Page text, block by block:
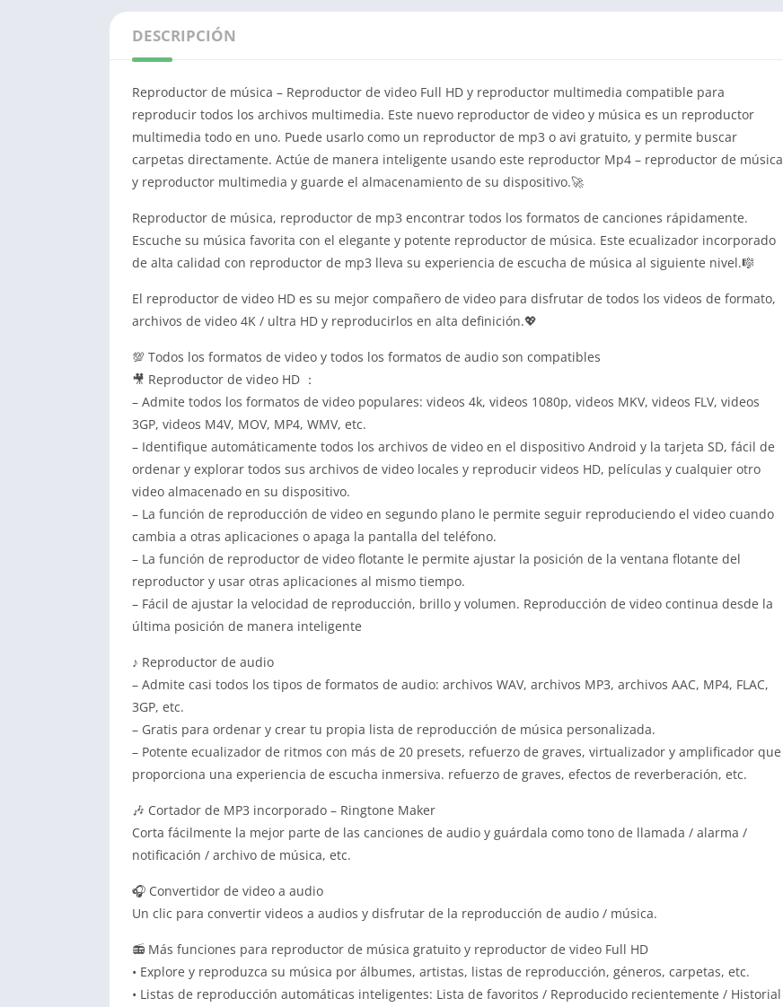
DESCRIPCIÓN
Reproductor de música – Reproductor de video Full HD y reproductor multimedia compatible para
reproducir todos los archivos multimedia. Este nuevo reproductor de video y música es un reproductor
multimedia todo en uno. Puede usarlo como un reproductor de mp3 o avi gratuito, y permite buscar
carpetas directamente. Actúe de manera inteligente usando este reproductor Mp4 – reproductor de música
y reproductor multimedia y guarde el almacenamiento de su dispositivo.🚀
Reproductor de música, reproductor de mp3 encontrar todos los formatos de canciones rápidamente.
Escuche su música favorita con el elegante y potente reproductor de música. Este ecualizador incorporado
de alta calidad con reproductor de mp3 lleva su experiencia de escucha de música al siguiente nivel.🎼
El reproductor de video HD es su mejor compañero de video para disfrutar de todos los videos de formato,
archivos de video 4K / ultra HD y reproducirlos en alta definición.💖
💯 Todos los formatos de video y todos los formatos de audio son compatibles
🎥 Reproductor de video HD ：
– Admite todos los formatos de video populares: videos 4k, videos 1080p, videos MKV, videos FLV, videos
3GP, videos M4V, MOV, MP4, WMV, etc.
– Identifique automáticamente todos los archivos de video en el dispositivo Android y la tarjeta SD, fácil de
ordenar y explorar todos sus archivos de video locales y reproducir videos HD, películas y cualquier otro
video almacenado en su dispositivo.
– La función de reproducción de video en segundo plano le permite seguir reproduciendo el video cuando
cambia a otras aplicaciones o apaga la pantalla del teléfono.
– La función de reproductor de video flotante le permite ajustar la posición de la ventana flotante del
reproductor y usar otras aplicaciones al mismo tiempo.
– Fácil de ajustar la velocidad de reproducción, brillo y volumen. Reproducción de video continua desde la
última posición de manera inteligente
♪ Reproductor de audio
– Admite casi todos los tipos de formatos de audio: archivos WAV, archivos MP3, archivos AAC, MP4, FLAC,
3GP, etc.
– Gratis para ordenar y crear tu propia lista de reproducción de música personalizada.
– Potente ecualizador de ritmos con más de 20 presets, refuerzo de graves, virtualizador y amplificador que
proporciona una experiencia de escucha inmersiva. refuerzo de graves, efectos de reverberación, etc.
🎶 Cortador de MP3 incorporado – Ringtone Maker
Corta fácilmente la mejor parte de las canciones de audio y guárdala como tono de llamada / alarma /
notificación / archivo de música, etc.
🎧 Convertidor de video a audio
Un clic para convertir videos a audios y disfrutar de la reproducción de audio / música.
📻 Más funciones para reproductor de música gratuito y reproductor de video Full HD
• Explore y reproduzca su música por álbumes, artistas, listas de reproducción, géneros, carpetas, etc.
• Listas de reproducción automáticas inteligentes: Lista de favoritos / Reproducido recientemente / Historial